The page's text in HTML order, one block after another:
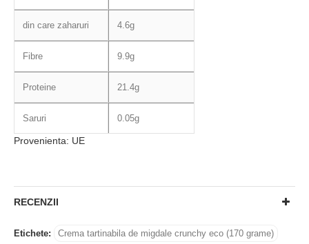
din care zaharuri 4.6g
Fibre 9.9g
Proteine 21.4g
Saruri 0.05g
Provenienta: UE
RECENZII
Etichete: Crema tartinabila de migdale crunchy eco (170 grame)